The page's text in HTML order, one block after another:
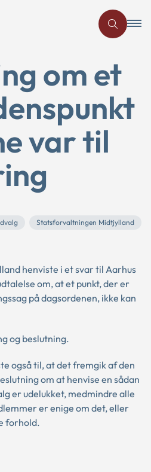
om et
var til
Statsforvaltningen Midtjylland
henviste i et svar til Aarhus
om, at et punkt, der er
på dagsordenen, ikke kan
og beslutning.
også til, at det fremgik af den
om at henvise en sådan
er udelukket, medmindre alle
er enige om det, eller
forhold.